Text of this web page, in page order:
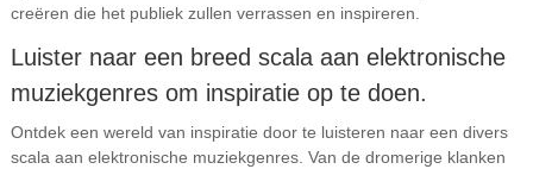
creëren die het publiek zullen verrassen en inspireren.
Luister naar een breed scala aan elektronische
muziekgenres om inspiratie op te doen.
Ontdek een wereld van inspiratie door te luisteren naar een divers
scala aan elektronische muziekgenres. Van de dromerige klanken